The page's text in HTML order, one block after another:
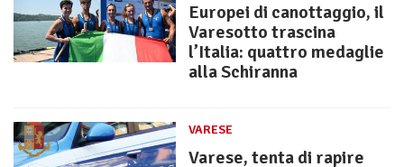
Europei di canottaggio, il
Varesotto trascina
l’Italia: quattro medaglie
alla Schiranna
VARESE
Varese, tenta di rapire